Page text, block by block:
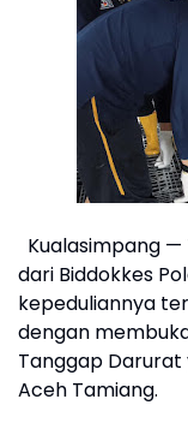
Kualasimpang
dari Biddokkes
kepeduliannya
dengan
Tanggap Darurat
Aceh Tamiang.